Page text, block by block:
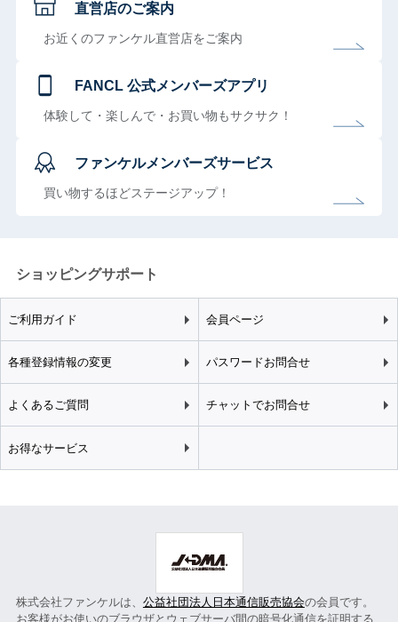
直営店のご案内
お近くのファンケル直営店をご案内
FANCL 公式メンバーズアプリ
体験して・楽しんで・お買い物もサクサク！
ファンケルメンバーズサービス
買い物するほどステージアップ！
ショッピングサポート
ご利用ガイド 会員ページ
各種登録情報の変更 パスワードお問合せ
よくあるご質問 チャットでお問合せ
お得なサービス
株式会社ファンケルは、 公益社団法人日本通信販売協会の会員です。
お客様がお使いのブラウザとウェブサーバ間の暗号化通信を証明する